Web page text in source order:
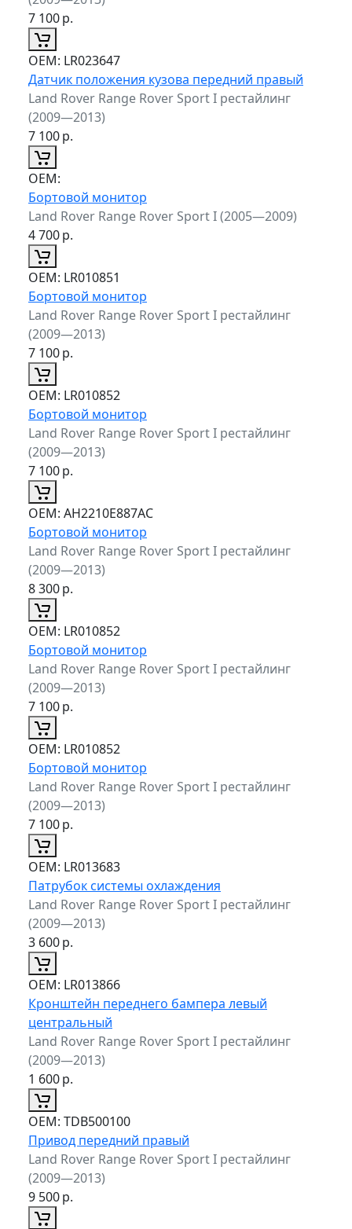
7 100р.
ОЕМ: LR023647
Датчик положения кузова передний правый
Land Rover Range Rover Sport I рестайлинг
(2009—2013)
7 100р.
ОЕМ:
Бортовой монитор
Land Rover Range Rover Sport I (2005—2009)
4 700р.
ОЕМ: LR010851
Бортовой монитор
Land Rover Range Rover Sport I рестайлинг
(2009—2013)
7 100р.
ОЕМ: LR010852
Бортовой монитор
Land Rover Range Rover Sport I рестайлинг
(2009—2013)
7 100р.
ОЕМ: AH2210E887AC
Бортовой монитор
Land Rover Range Rover Sport I рестайлинг
(2009—2013)
8 300р.
ОЕМ: LR010852
Бортовой монитор
Land Rover Range Rover Sport I рестайлинг
(2009—2013)
7 100р.
ОЕМ: LR010852
Бортовой монитор
Land Rover Range Rover Sport I рестайлинг
(2009—2013)
7 100р.
ОЕМ: LR013683
Патрубок системы охлаждения
Land Rover Range Rover Sport I рестайлинг
(2009—2013)
3 600р.
ОЕМ: LR013866
Кронштейн переднего бампера левый
центральный
Land Rover Range Rover Sport I рестайлинг
(2009—2013)
1 600р.
ОЕМ: TDB500100
Привод передний правый
Land Rover Range Rover Sport I рестайлинг
(2009—2013)
9 500р.